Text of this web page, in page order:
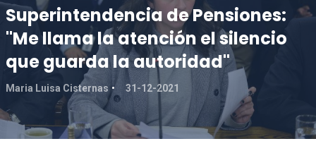
Superintendencia de Pensiones:
"Me llama la atención el silencio
que guarda la autoridad"
Maria Luisa Cisternas 31-12-2021